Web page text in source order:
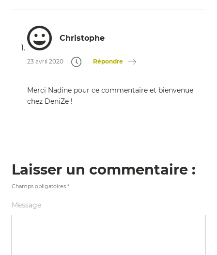
Christophe
23 avril 2020 Répondre
Merci Nadine pour ce commentaire et bienvenue
chez DeniZe !
Laisser un commentaire :
Champs obligatoires *
Message